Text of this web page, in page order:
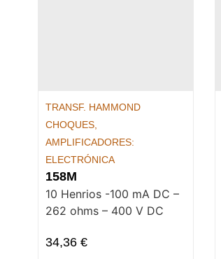
TRANSF. HAMMOND
CHOQUES,
AMPLIFICADORES:
ELECTRÓNICA
158M
10 Henrios -100 mA DC –
262 ohms – 400 V DC
34,36 €